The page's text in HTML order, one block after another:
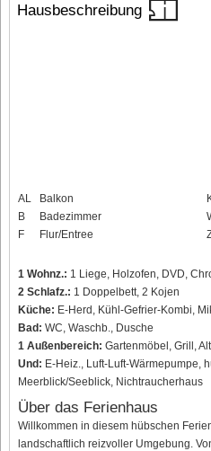
Hausbeschreibung
AL
Balkon
B
Badezimmer
F
Flur/Entree
1 Wohnz.: 1 Liege, Holzofen, DVD,
2 Schlafz.: 1 Doppelbett, 2 Kojen
Küche: E-Herd, Kühl-Gefrier-Kombi,
Bad: WC, Waschb., Dusche
1 Außenbereich: Gartenmöbel, Grill,
Und: E-Heiz., Luft-Luft-Wärmepumpe,
Meerblick/Seeblick, Nichtraucherhaus
Über das Ferienhaus
Willkommen in diesem hübschen
landschaftlich reizvoller Umgebung.